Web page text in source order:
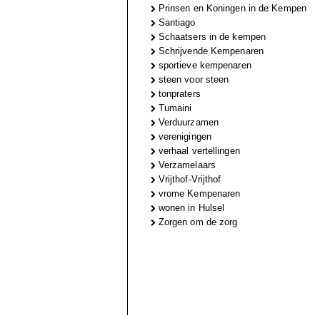
Prinsen en Koningen in de Kempen
Santiago
Schaatsers in de kempen
Schrijvende Kempenaren
sportieve kempenaren
steen voor steen
tonpraters
Tumaini
Verduurzamen
verenigingen
verhaal vertellingen
Verzamelaars
Vrijthof-Vrijthof
vrome Kempenaren
wonen in Hulsel
Zorgen om de zorg